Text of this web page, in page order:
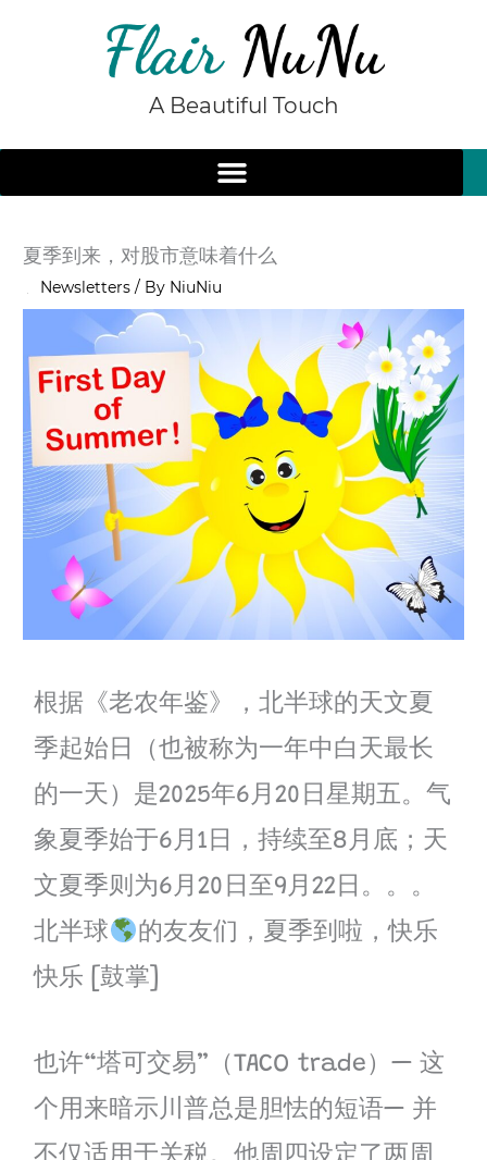
A Beautiful Touch
夏季到来，对股市意味着什么
Newsletters / By NiuNiu
根据《老农年鉴》，北半球的天文夏
季起始日（也被称为一年中白天最长
的一天）是2025年6月20日星期五。气
象夏季始于6月1日，持续至8月底；天
文夏季则为6月20日至9月22日。。。
北半球
的友友们，夏季到啦，快乐
快乐 [鼓掌]
也许“塔可交易”（TACO trade）— 这
个用来暗示川普总是胆怯的短语— 并